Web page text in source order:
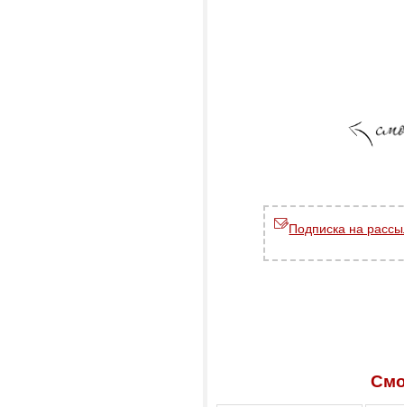
Подписка на